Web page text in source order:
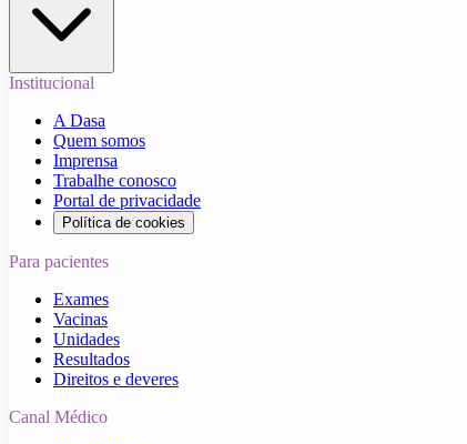
Institucional
A Dasa
Quem somos
Imprensa
Trabalhe conosco
Portal de privacidade
Política de cookies
Para pacientes
Exames
Vacinas
Unidades
Resultados
Direitos e deveres
Canal Médico